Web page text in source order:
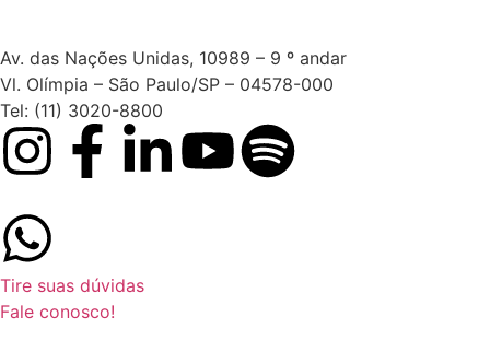
Av. das Nações Unidas, 10989 – 9 º andar
Vl. Olímpia – São Paulo/SP – 04578-000
Tel: (11) 3020-8800
Tire suas dúvidas
Fale conosco!